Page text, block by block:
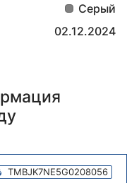
Серый
02.12.2024
TMBJK7NE5G0208056